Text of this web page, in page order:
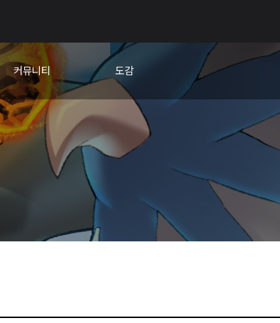
커뮤니티
자유게시판
팁&노하우
건의게시판
도감
캐릭터
새끼용
아이템